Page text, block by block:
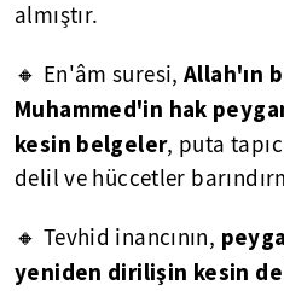
almıştır.
🔸 En'âm suresi, Allah'ın
Muhammed'in hak
kesin belgeler, puta
delil ve hüccetler
🔸 Tevhid inancının,
yeniden dirilişin kesin